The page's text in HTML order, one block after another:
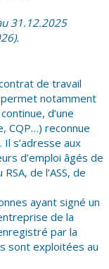
31.12.2025
de travail
notamment
d’une
CQP…) reconnue
s’adresse aux
d’emploi âgés de
de l’ASS, de
ayant signé un
de la
par la
sont exploitées au